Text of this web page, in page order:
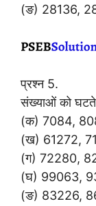
(ङ) 28136,
प्रश्न 5.
संख्याओं को
(क) 7084,
(ख) 61272,
(ग) 72280,
(घ) 99063,
(ङ) 83226,